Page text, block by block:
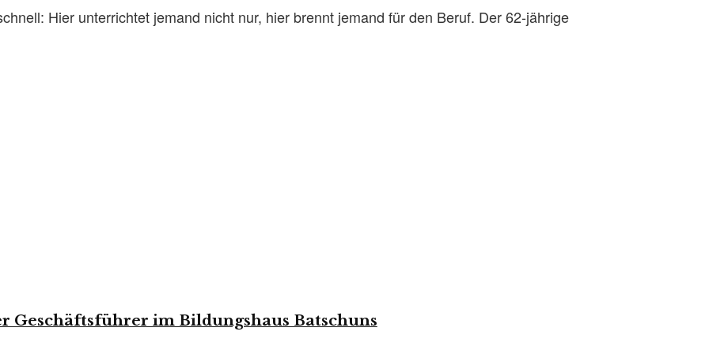
Hier unterrichtet jemand nicht nur, hier brennt jemand für den Beruf. Der 62-jährige
Geschäftsführer im Bildungshaus Batschuns